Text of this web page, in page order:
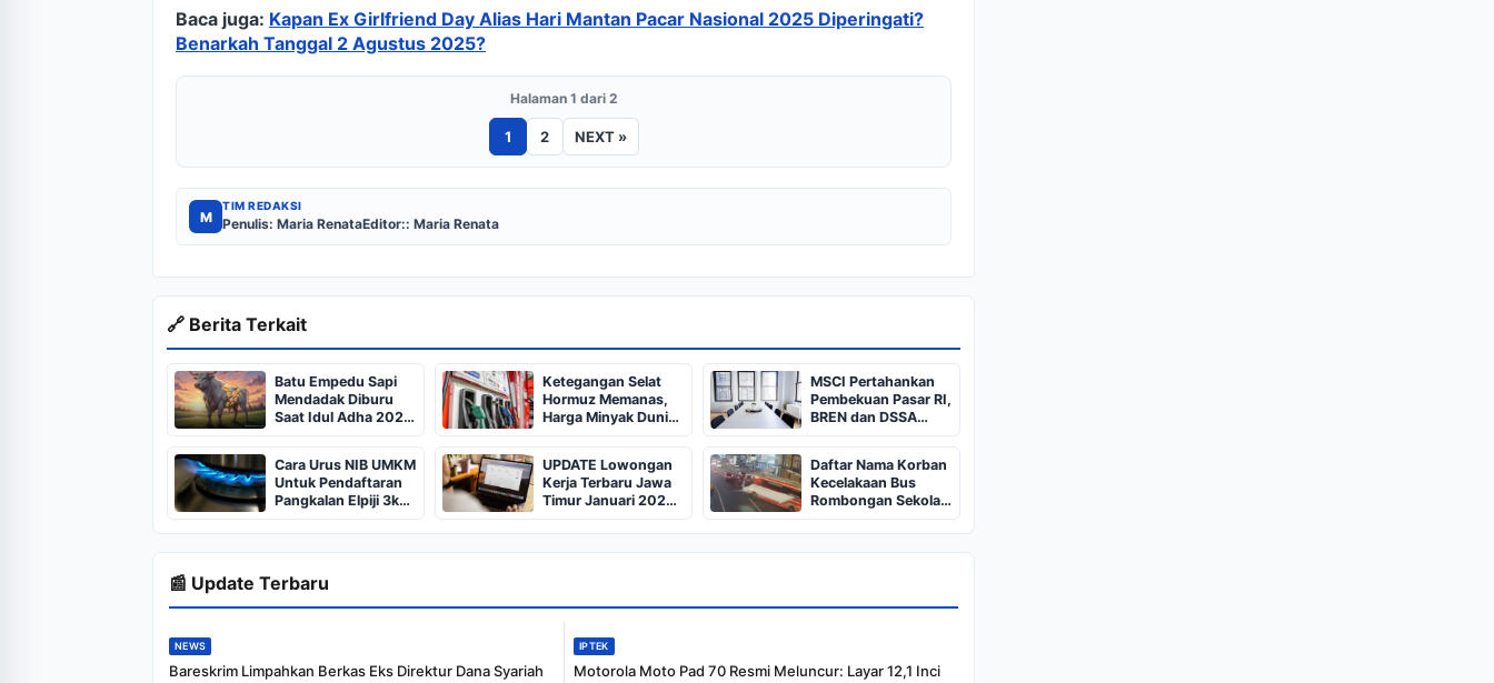
Baca juga: Kapan Ex Girlfriend Day Alias Hari Mantan Pacar Nasional 2025 Diperingati?
Benarkah Tanggal 2 Agustus 2025?
Halaman 1 dari 2
1 2 NEXT »
M
TIM REDAKSI
Penulis: Maria RenataEditor:: Maria Renata
🔗 Berita Terkait
Batu Empedu Sapi
Mendadak Diburu
Saat Idul Adha 2026,
Dari Isi Perut Jadi
Komoditas Puluhan
Juta
Ketegangan Selat
Hormuz Memanas,
Harga Minyak Dunia
Dekati US$ 108
MSCI Pertahankan
Pembekuan Pasar RI,
BREN dan DSSA
Terancam Keluar dari
Indeks
Cara Urus NIB UMKM
Untuk Pendaftaran
Pangkalan Elpiji 3kg,
Kebijakan Baru
Penjualan LPG 3
Kilogram
UPDATE Lowongan
Kerja Terbaru Jawa
Timur Januari 2025,
Siapkan CV dan
Persyaratan
Daftar Nama Korban
Kecelakaan Bus
Rombongan Sekolah
dari Bali di Kota Batu:
Salah Satunya Ada
Balita
📰 Update Terbaru
NEWS
Bareskrim Limpahkan Berkas Eks Direktur Dana Syariah
IPTEK
Motorola Moto Pad 70 Resmi Meluncur: Layar 12,1 Inci